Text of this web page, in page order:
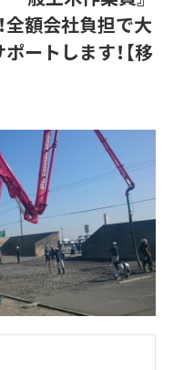
全額会社負担で大
ートします！【移